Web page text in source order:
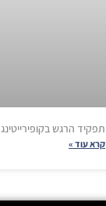
תפקיד הרגש בקופירייטינג
קרא עוד »